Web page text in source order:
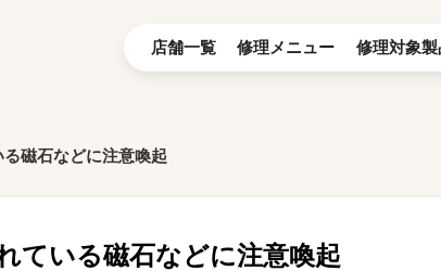
店舗一覧 修理メニュー 修理対象製
磁石などに注意喚起
ている磁石などに注意喚起